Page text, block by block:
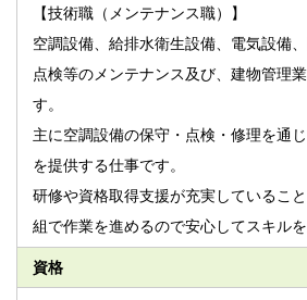
【技術職（メンテナンス職）】
空調設備、給排水衛生設備、電気設備
点検等のメンテナンス及び、建物管理
す。
主に空調設備の保守・点検・修理を通
を提供する仕事です。
研修や資格取得支援が充実しているこ
組で作業を進めるので安心してスキルを
資格